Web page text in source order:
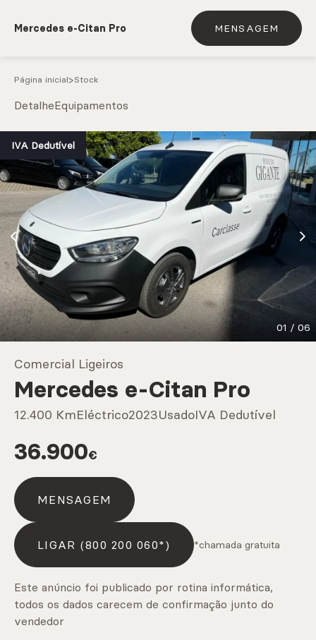
Mercedes e-Citan Pro MENSAGEM
Página inicial Stock
DetalheEquipamentos
01 / 06
IVA Dedutível
Comercial Ligeiros
Mercedes e-Citan Pro
12.400 KmEléctrico2023UsadoIVA Dedutível
36.900€
MENSAGEM
LIGAR (800 200 060*) *chamada gratuita
Este anúncio foi publicado por rotina informática,
todos os dados carecem de confirmação junto do
vendedor
e.g. Mercedes-Benz; BMW; Ford
Stock
CARREGAR MAIS
Marcas
CARREGAR MAIS
Serviços
CARREGAR MAIS